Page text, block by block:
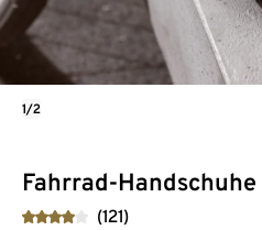
Fahrrad-Handschuhe
(121)
1/2